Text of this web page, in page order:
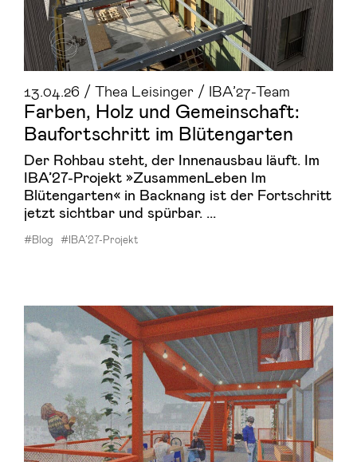
13.04.26 / Thea Leisinger / IBA’27-Team
Far­ben, Holz und Ge­mein­schaft:
Bau­fort­schritt im Blü­ten­gar­ten
Der Rohbau steht, der Innenausbau läuft. Im
IBA’27-Projekt »ZusammenLeben Im
Blütengarten« in Backnang ist der Fortschritt
jetzt sichtbar und spürbar. ...
#Blog #IBA’27-Projekt